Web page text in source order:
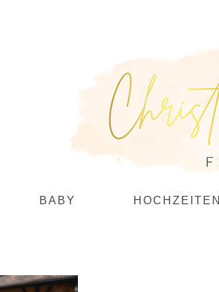
BABY HOCHZEITEN